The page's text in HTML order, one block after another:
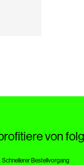
von
Schnellerer Bestellvorgang